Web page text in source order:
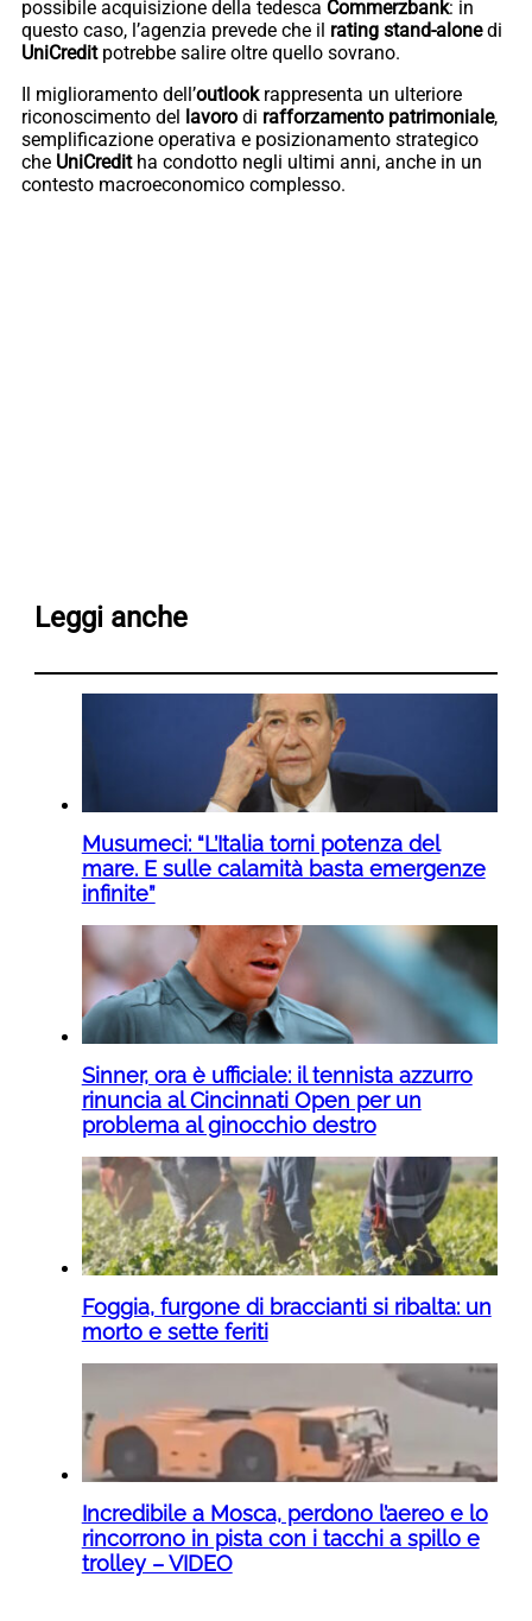
possibile acquisizione della tedesca Commerzbank: in
questo caso, l’agenzia prevede che il rating stand-alonedi
UniCreditpotrebbe salire oltre quello sovrano.
Il miglioramento dell’outlookrappresenta un ulteriore
riconoscimento del
lavoro di rafforzamento patrimoniale,
semplificazione operativa e posizionamento strategico
che UniCreditha condotto negli ultimi anni, anche in un
contesto macroeconomico complesso.
Leggi anche
Musumeci: “L’Italia torni potenza del
mare. E sulle calamità basta emergenze
infinite”
Sinner, ora è ufficiale: il tennista azzurro
rinuncia al Cincinnati Open per un
problema al ginocchio destro
Foggia, furgone di braccianti si ribalta: un
morto e sette feriti
Incredibile a Mosca, perdono l’aereo e lo
rincorrono in pista con i tacchi a spillo e
trolley – VIDEO